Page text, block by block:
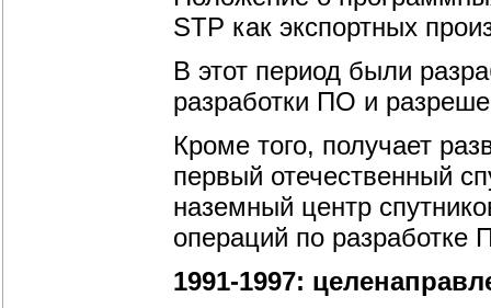
STP как экспортных
В этот период были
разработки ПО и
Кроме того, получает
первый отечественный
наземный центр
операций по разработке
1991-1997: